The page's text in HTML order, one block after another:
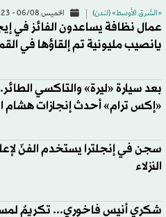
«الشرق الأوسط» (لندن) الخميس 06/08 - 14:23
عمال نظافة يساعدون الفائز في
يانصيب مليونية تم إلقاؤها في
بعد سيارة «ليرة» والتاكسي
«إكس ترام» أحدث إنجازات هشام
سجن في إنجلترا يستخدم الفنّ
النزلاء
شكري أنيس فاخوري... تكريمٌ